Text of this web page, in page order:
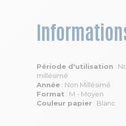
Période d'utilisation :
millésimé
Année : Non Millésimé
Format : M - Moyen
Couleur papier : Blanc